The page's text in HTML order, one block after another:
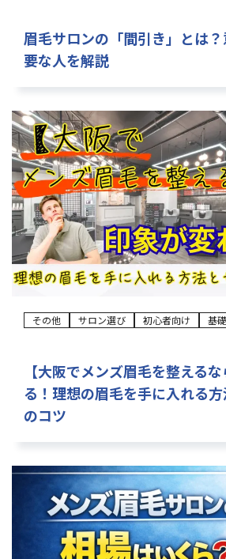
眉毛サロンの「間引き」とは
要な人を解説
その他 サロン選び 初心者向け 基
【大阪でメンズ眉毛を整える
る！理想の眉毛を手に入れる
のコツ